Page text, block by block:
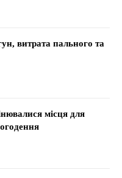
витрата пального та
місця для